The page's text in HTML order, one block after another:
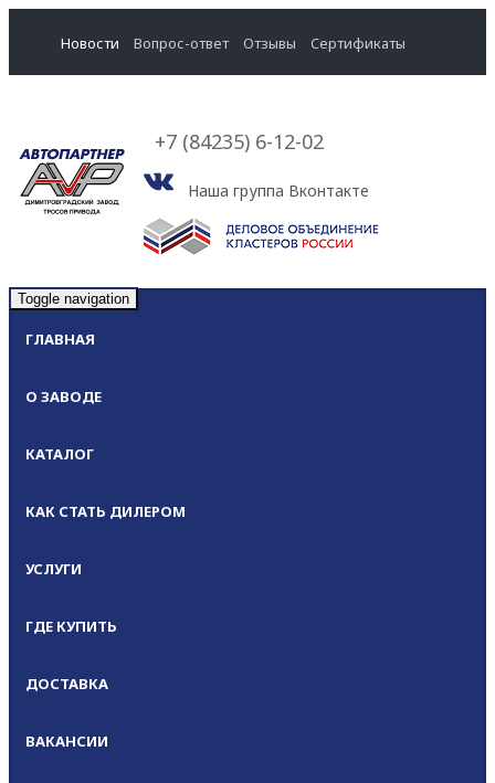
Новости Вопрос-ответ Отзывы Cертификаты
+7 (84235) 6-12-02
Наша группа Вконтакте
Toggle navigation
ГЛАВНАЯ
О ЗАВОДЕ
КАТАЛОГ
КАК СТАТЬ ДИЛЕРОМ
УСЛУГИ
ГДЕ КУПИТЬ
ДОСТАВКА
ВАКАНСИИ